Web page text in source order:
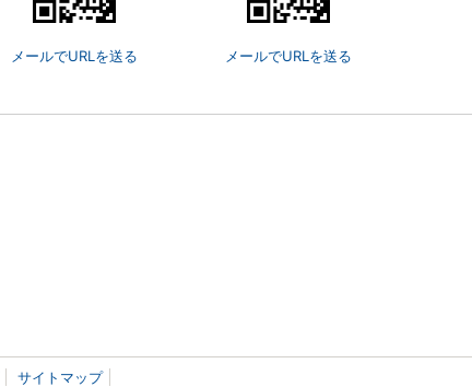
メールでURLを送る
メールでURLを送る
サイトマップ